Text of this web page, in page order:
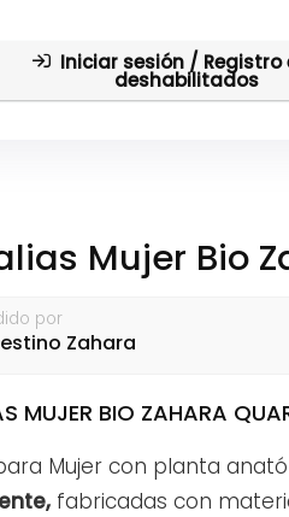
Iniciar sesión / Registro
deshabilitados
Mujer Bio
por
Zahara
MUJER BIO ZAHARA
Mujer con planta
fabricadas con